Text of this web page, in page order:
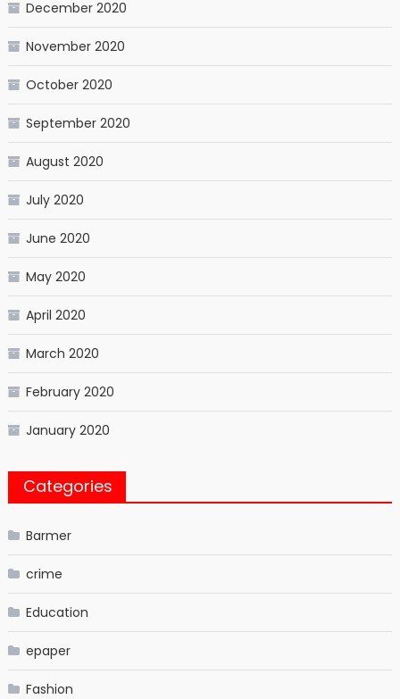
December 2020
November 2020
October 2020
September 2020
August 2020
July 2020
June 2020
May 2020
April 2020
March 2020
February 2020
January 2020
Categories
Barmer
crime
Education
epaper
Fashion